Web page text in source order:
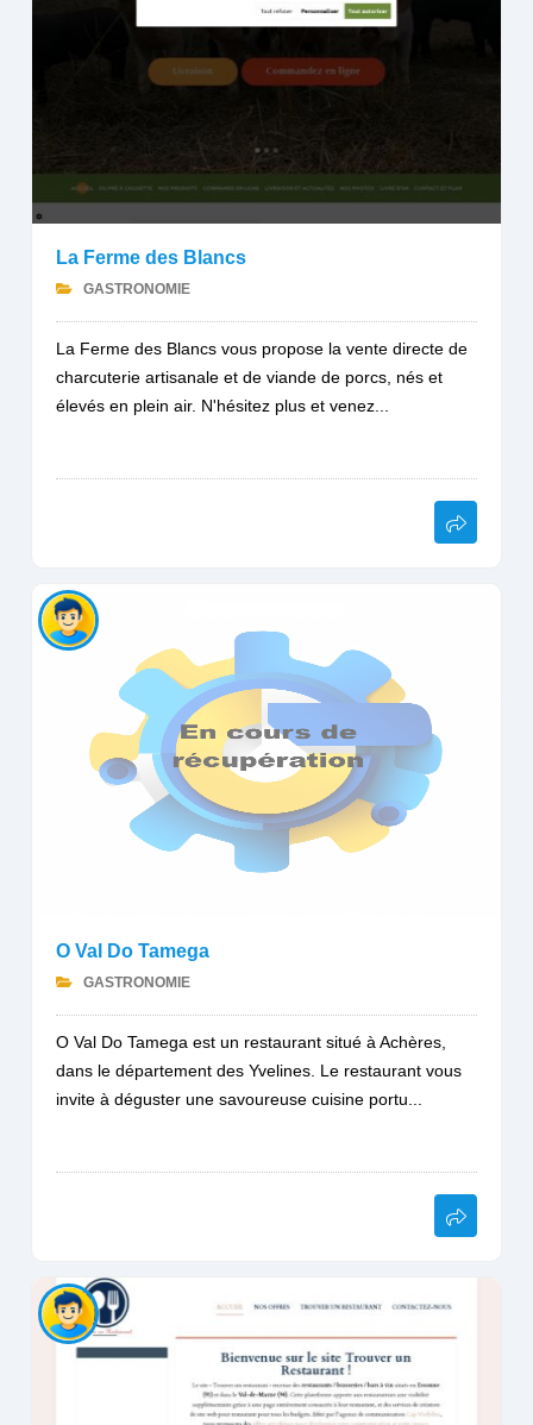
La Ferme des Blancs
GASTRONOMIE
La Ferme des Blancs vous propose la vente directe de
charcuterie artisanale et de viande de porcs, nés et
élevés en plein air. N'hésitez plus et venez...
O Val Do Tamega
GASTRONOMIE
O Val Do Tamega est un restaurant situé à Achères,
dans le département des Yvelines. Le restaurant vous
invite à déguster une savoureuse cuisine portu...